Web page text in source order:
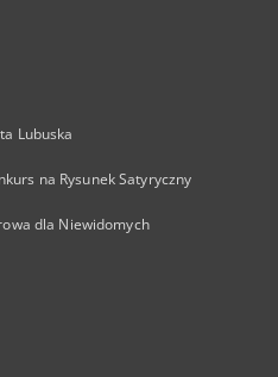
Lubuska
na Rysunek Satyryczny
dla Niewidomych